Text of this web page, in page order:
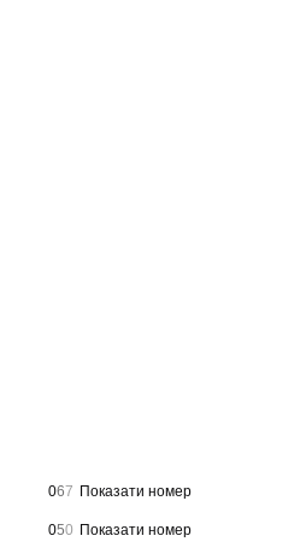
067 Показати номер
050 Показати номер